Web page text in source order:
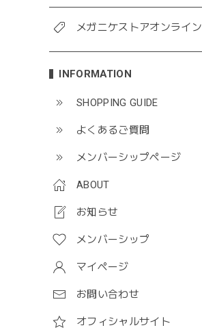
メガニケストアオンライン
INFORMATION
SHOPPING GUIDE
よくあるご質問
メンバーシップページ
ABOUT
お知らせ
メンバーシップ
マイページ
お問い合わせ
オフィシャルサイト